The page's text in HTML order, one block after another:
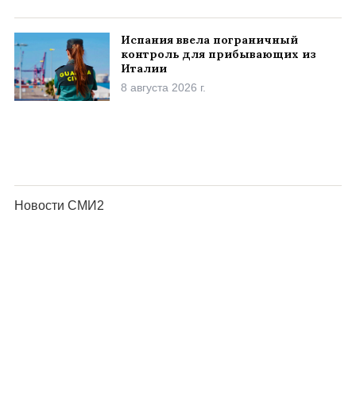
Испания ввела пограничный
контроль для прибывающих из
Италии
8 августа 2026 г.